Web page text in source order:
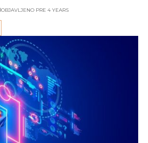
OBJAVLJENO PRE 4 YEARS